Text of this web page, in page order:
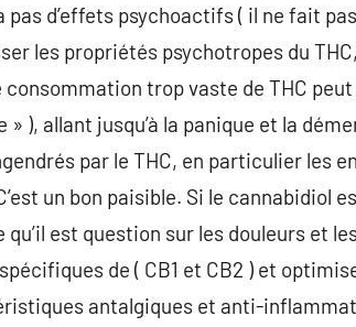
pas d’effets psychoactifs ( il ne fait
les propriétés psychotropes du
consommation trop vaste de THC
» ), allant jusqu’à la panique et la
par le THC, en particulier les
un bon paisible. Si le cannabidiol
est question sur les douleurs et
de ( CB1 et CB2 ) et
antalgiques et anti-